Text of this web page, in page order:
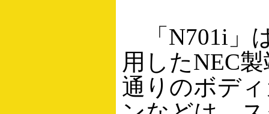
「N701i」
用したNEC
通りのボデ